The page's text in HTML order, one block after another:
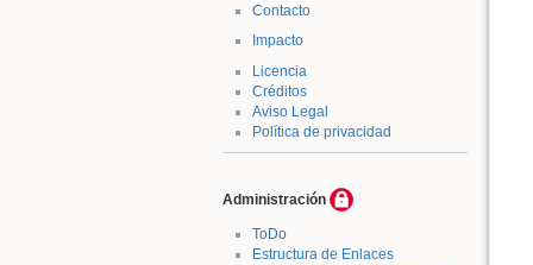
Contacto
Impacto
Licencia
Créditos
Aviso Legal
Política de privacidad
Administración
ToDo
Estructura de Enlaces